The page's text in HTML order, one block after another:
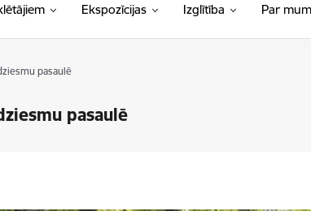
Ekspozīcijas Izglītība Par
pasaulē
pasaulē